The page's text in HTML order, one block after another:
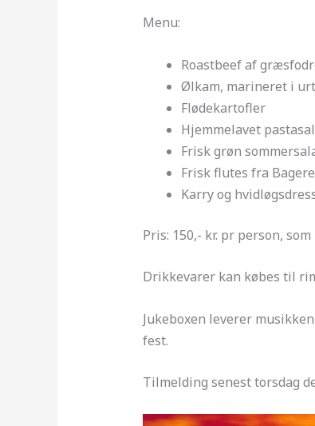
Menu:
Roastbeef af
Ølkam, marineret i
Flødekartofler
Hjemmelavet
Frisk grøn
Frisk flutes fra
Karry og
Pris: 150,- kr. pr person,
Drikkevarer kan købes til
Jukeboxen leverer
fest.
Tilmelding senest torsdag